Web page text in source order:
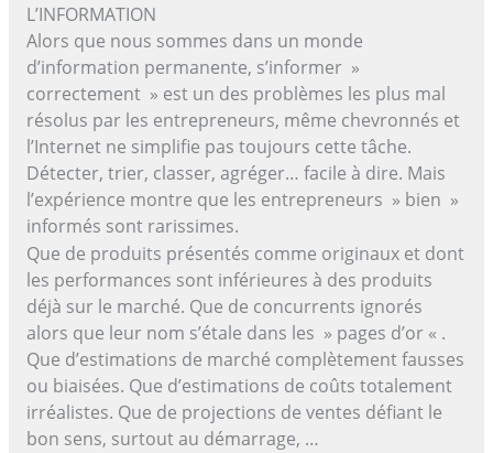
L’INFORMATION
Alors que nous sommes dans un monde
d’information permanente, s’informer »
correctement » est un des problèmes les plus mal
résolus par les entrepreneurs, même chevronnés et
l’Internet ne simplifie pas toujours cette tâche.
Détecter, trier, classer, agréger… facile à dire. Mais
l’expérience montre que les entrepreneurs » bien »
informés sont rarissimes.
Que de produits présentés comme originaux et dont
les performances sont inférieures à des produits
déjà sur le marché. Que de concurrents ignorés
alors que leur nom s’étale dans les » pages d’or « .
Que d’estimations de marché complètement fausses
ou biaisées. Que d’estimations de coûts totalement
irréalistes. Que de projections de ventes défiant le
bon sens, surtout au démarrage, …